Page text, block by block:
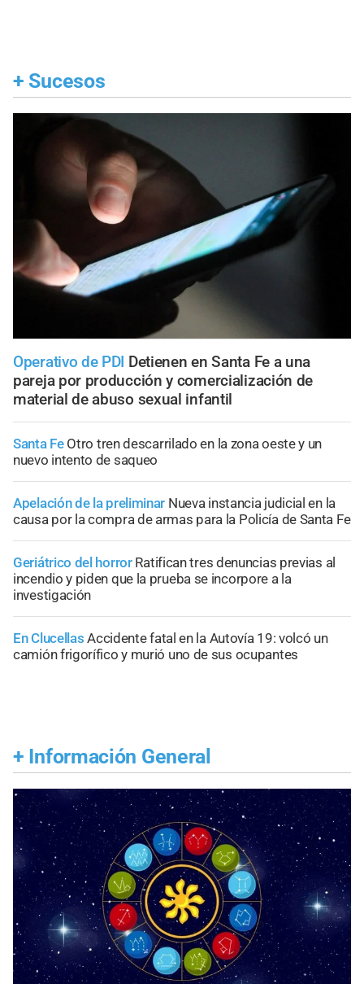
+ Sucesos
Operativo de PDI Detienen en Santa Fe a una
pareja por producción y comercialización de
material de abuso sexual infantil
Santa Fe Otro tren descarrilado en la zona oeste y un
nuevo intento de saqueo
Apelación de la preliminar Nueva instancia judicial en la
causa por la compra de armas para la Policía de Santa Fe
Geriátrico del horror Ratifican tres denuncias previas al
incendio y piden que la prueba se incorpore a la
investigación
En Clucellas Accidente fatal en la Autovía 19: volcó un
camión frigorífico y murió uno de sus ocupantes
+ Información General